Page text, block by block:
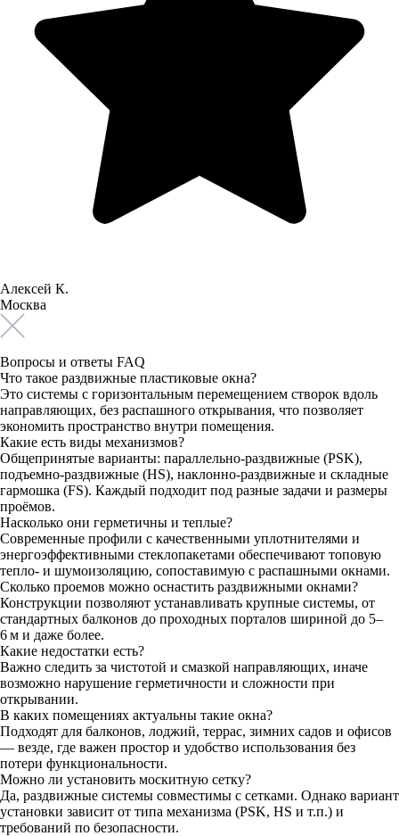
Алексей К.
Москва
Вопросы и ответы FAQ
Что такое раздвижные пластиковые окна?
Это системы с горизонтальным перемещением створок вдоль
направляющих, без распашного открывания, что позволяет
экономить пространство внутри помещения.
Какие есть виды механизмов?
Общепринятые варианты: параллельно-раздвижные (PSK),
подъемно-раздвижные (HS), наклонно-раздвижные и складные
гармошка (FS). Каждый подходит под разные задачи и размеры
проёмов.
Насколько они герметичны и теплые?
Современные профили с качественными уплотнителями и
энергоэффективными стеклопакетами обеспечивают топовую
тепло- и шумоизоляцию, сопоставимую с распашными окнами.
Сколько проемов можно оснастить раздвижными окнами?
Конструкции позволяют устанавливать крупные системы, от
стандартных балконов до проходных порталов шириной до 5–
6 м и даже более.
Какие недостатки есть?
Важно следить за чистотой и смазкой направляющих, иначе
возможно нарушение герметичности и сложности при
открывании.
В каких помещениях актуальны такие окна?
Подходят для балконов, лоджий, террас, зимних садов и офисов
— везде, где важен простор и удобство использования без
потери функциональности.
Можно ли установить москитную сетку?
Да, раздвижные системы совместимы с сетками. Однако вариант
установки зависит от типа механизма (PSK, HS и т.п.) и
требований по безопасности.